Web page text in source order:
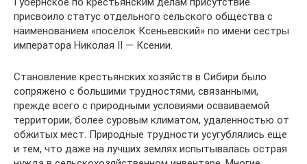
присвоило статус отдельного сельского общества с
наименованием «посёлок Ксеньевский» по имени сестры
императора Николая II — Ксении.
Становление крестьянских хозяйств в Сибири было
сопряжено с большими трудностями, связанными,
прежде всего с природными условиями осваиваемой
территории, более суровым климатом, удаленностью от
обжитых мест. Природные трудности усугублялись еще
и тем, что даже на лучших землях испытывалась острая